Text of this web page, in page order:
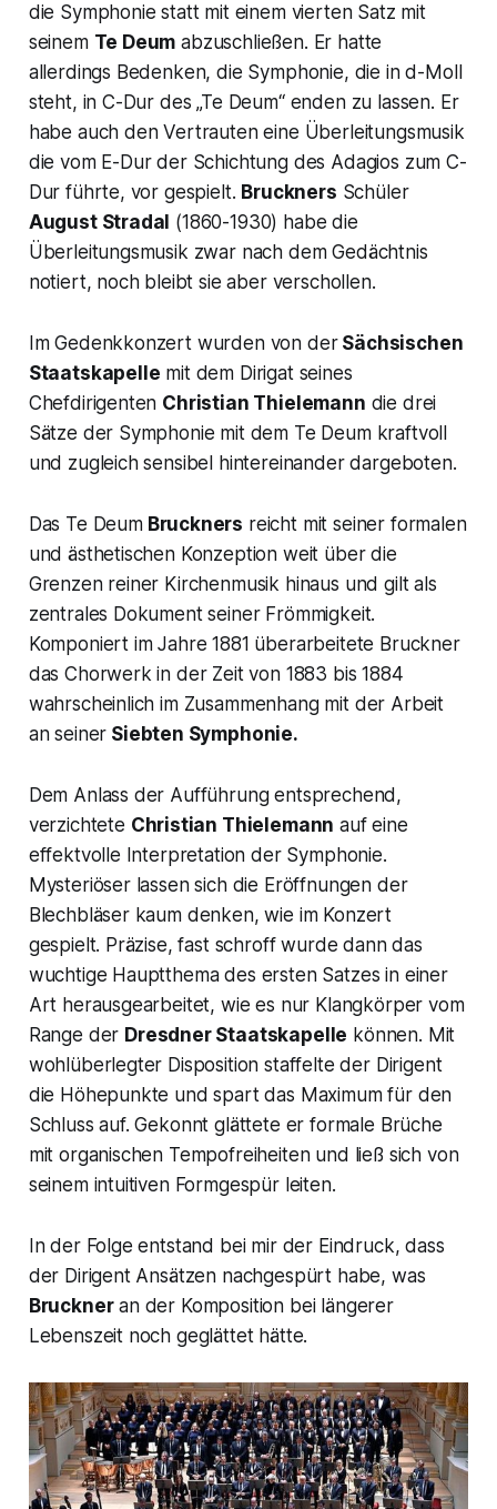
die Symphonie statt mit einem vierten Satz mit
seinem Te Deum abzuschließen. Er hatte
allerdings Bedenken, die Symphonie, die in d-Moll
steht, in C-Dur des „Te Deum“ enden zu lassen. Er
habe auch den Vertrauten eine Überleitungsmusik
die vom E-Dur der Schichtung des Adagios zum C-
Dur führte, vor gespielt. Bruckners Schüler
August Stradal (1860-1930) habe die
Überleitungsmusik zwar nach dem Gedächtnis
notiert, noch bleibt sie aber verschollen.
Im Gedenkkonzert wurden von derSächsischen
Staatskapelle mit dem Dirigat seines
Chefdirigenten Christian Thielemann die drei
Sätze der Symphonie mit dem Te Deumkraftvoll
und zugleich sensibel hintereinander dargeboten.
Das Te DeumBruckners reicht mit seiner formalen
und ästhetischen Konzeption weit über die
Grenzen reiner Kirchenmusik hinaus und gilt als
zentrales Dokument seiner Frömmigkeit.
Komponiert im Jahre 1881 überarbeitete Bruckner
das Chorwerk in der Zeit von 1883 bis 1884
wahrscheinlich im Zusammenhang mit der Arbeit
an seiner Siebten Symphonie.
Dem Anlass der Aufführung entsprechend,
verzichtete Christian Thielemann auf eine
effektvolle Interpretation der Symphonie.
Mysteriöser lassen sich die Eröffnungen der
Blechbläser kaum denken, wie im Konzert
gespielt. Präzise, fast schroff wurde dann das
wuchtige Hauptthema des ersten Satzes in einer
Art herausgearbeitet, wie es nur Klangkörper vom
Range der Dresdner Staatskapelle können. Mit
wohlüberlegter Disposition staffelte der Dirigent
die Höhepunkte und spart das Maximum für den
Schluss auf. Gekonnt glättete er formale Brüche
mit organischen Tempofreiheiten und ließ sich von
seinem intuitiven Formgespür leiten.
In der Folge entstand bei mir der Eindruck, dass
der Dirigent Ansätzen nachgespürt habe, was
Bruckneran der Komposition bei längerer
Lebenszeit noch geglättet hätte.